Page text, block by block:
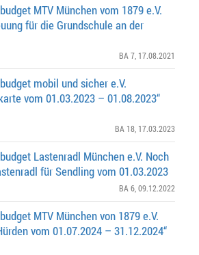
MTV München vom 1879 e.V.
für die Grundschule an der
BA 7 , 17.08.2021
mobil und sicher e.V.
vom 01.03.2023 – 01.08.2023“
BA 18 , 17.03.2023
Lastenradl München e.V. Noch
für Sendling vom 01.03.2023
BA 6 , 09.12.2022
MTV München von 1879 e.V.
vom 01.07.2024 – 31.12.2024“